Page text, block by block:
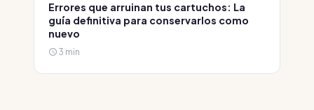
Errores que arruinan tus cartuchos: La
guía definitiva para conservarlos como
nuevo
3 min